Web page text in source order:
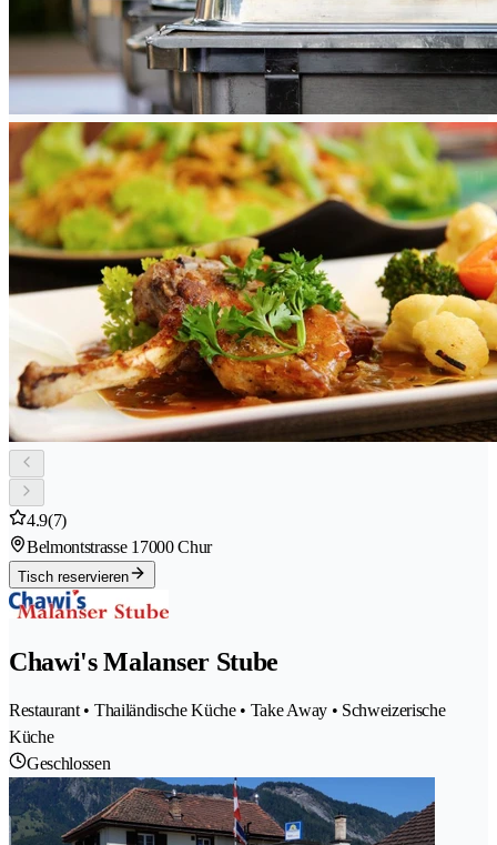
4.9(7)
Belmontstrasse 17000 Chur
Tisch reservieren
Chawi's Malanser Stube
Restaurant • Thailändische Küche • Take Away • Schweizerische
Küche
Geschlossen